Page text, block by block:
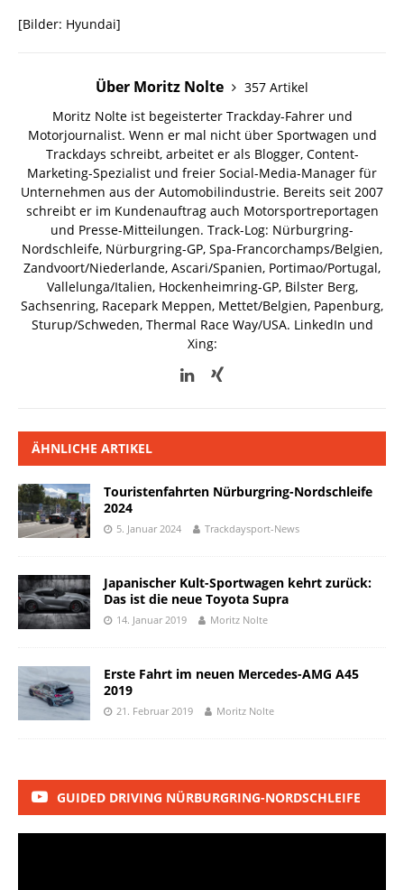
[Bilder: Hyundai]
Über Moritz Nolte
357 Artikel
Moritz Nolte ist begeisterter Trackday-Fahrer und
Motorjournalist. Wenn er mal nicht über Sportwagen und
Trackdays schreibt, arbeitet er als Blogger, Content-
Marketing-Spezialist und freier Social-Media-Manager für
Unternehmen aus der Automobilindustrie. Bereits seit 2007
schreibt er im Kundenauftrag auch Motorsportreportagen
und Presse-Mitteilungen. Track-Log: Nürburgring-
Nordschleife, Nürburgring-GP, Spa-Francorchamps/Belgien,
Zandvoort/Niederlande, Ascari/Spanien, Portimao/Portugal,
Vallelunga/Italien, Hockenheimring-GP, Bilster Berg,
Sachsenring, Racepark Meppen, Mettet/Belgien, Papenburg,
Sturup/Schweden, Thermal Race Way/USA. LinkedIn und
Xing:
ÄHNLICHE ARTIKEL
Touristenfahrten Nürburgring-Nordschleife
2024
5. Januar 2024 Trackdaysport-News
Japanischer Kult-Sportwagen kehrt zurück:
Das ist die neue Toyota Supra
14. Januar 2019 Moritz Nolte
Erste Fahrt im neuen Mercedes-AMG A45
2019
21. Februar 2019 Moritz Nolte
GUIDED DRIVING NÜRBURGRING-NORDSCHLEIFE